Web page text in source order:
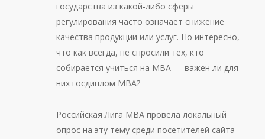
государства из какой-либо сферы
регулирования часто означает снижение
качества продукции или услуг. Но интересно,
что как всегда, не спросили тех, кто
собирается учиться на МВА — важен ли для
них госдиплом МВА?
Российская Лига МВА провела локальный
опрос на эту тему среди посетителей сайта